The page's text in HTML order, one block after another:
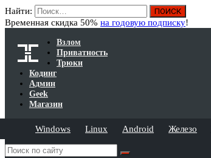
Найти:
Временная скидка 50% на годовую подписку!
Взлом
Приватность
Трюки
Кодинг
Админ
Geek
Магазин
Windows Linux Android Железо